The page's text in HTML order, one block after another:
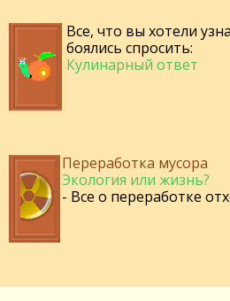
Все, что вы хотели
боялись спросить:
Кулинарный ответ
Переработка мусора
Экология или жизнь?
- Все о переработке